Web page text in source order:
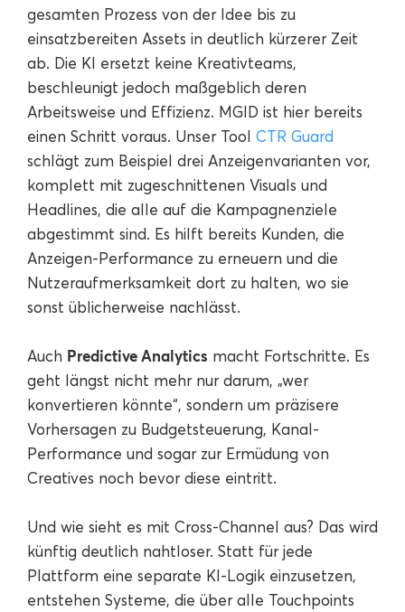
gesamten Prozess von der Idee bis zu
einsatzbereiten Assets in deutlich kürzerer Zeit
ab. Die KI ersetzt keine Kreativteams,
beschleunigt jedoch maßgeblich deren
Arbeitsweise und Effizienz. MGID ist hier bereits
einen Schritt voraus. Unser Tool CTR Guard
schlägt zum Beispiel drei Anzeigenvarianten vor,
komplett mit zugeschnittenen Visuals und
Headlines, die alle auf die Kampagnenziele
abgestimmt sind. Es hilft bereits Kunden, die
Anzeigen-Performance zu erneuern und die
Nutzeraufmerksamkeit dort zu halten, wo sie
sonst üblicherweise nachlässt.
Auch Predictive Analytics macht Fortschritte. Es
geht längst nicht mehr nur darum, „wer
konvertieren könnte“, sondern um präzisere
Vorhersagen zu Budgetsteuerung, Kanal-
Performance und sogar zur Ermüdung von
Creatives noch bevor diese eintritt.
Und wie sieht es mit Cross-Channel aus? Das wird
künftig deutlich nahtloser. Statt für jede
Plattform eine separate KI-Logik einzusetzen,
entstehen Systeme, die über alle Touchpoints